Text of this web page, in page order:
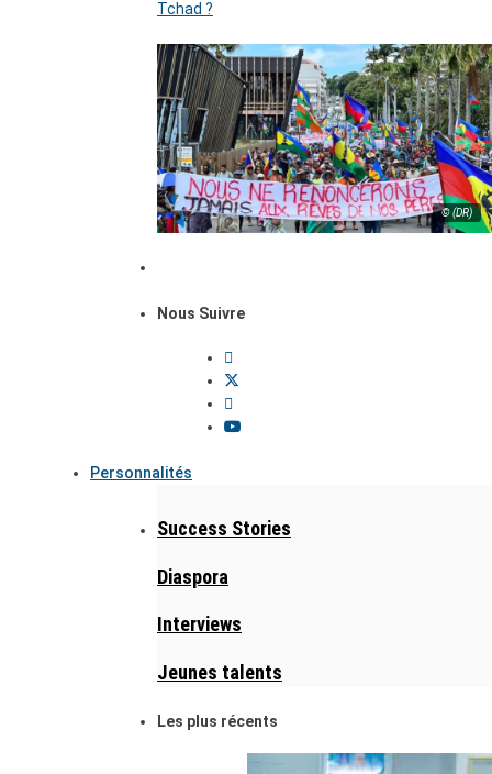
Tchad ?
© (DR)
Nous Suivre
Personnalités
Success Stories
Diaspora
Interviews
Jeunes talents
Les plus récents